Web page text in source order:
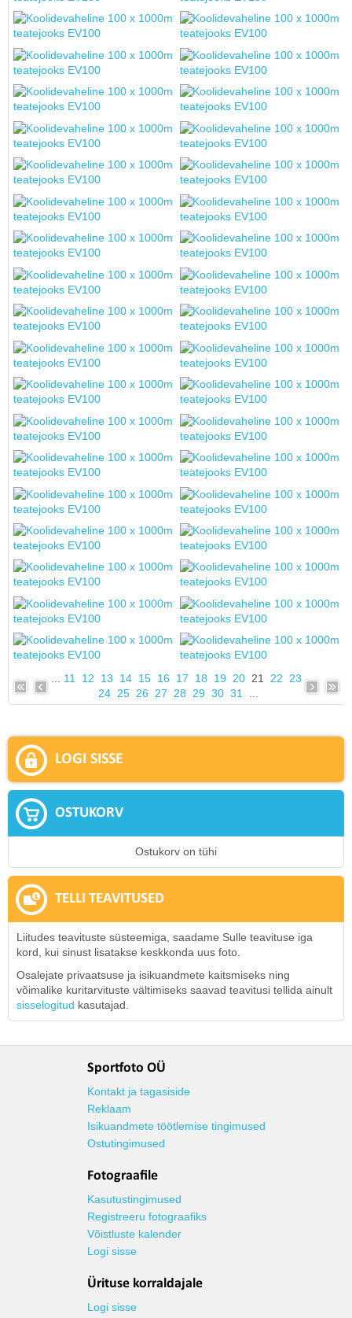
11 12 13 14 15 16 17 18 19 20 21 22
23
24 25 26 27 28 29 30 31
LOGI SISSE
OSTUKORV
Ostukorv on tühi
TELLI TEAVITUSED
Liitudes teavituste süsteemiga, saadame Sulle teavituse iga
kord, kui sinust lisatakse keskkonda uus foto.
Osalejate privaatsuse ja isikuandmete kaitsmiseks ning
võimalike kuritarvituste vältimiseks saavad teavitusi tellida ainult
sisselogitud kasutajad.
Sportfoto OÜ
Kontakt ja tagasiside
Reklaam
Isikuandmete töötlemise tingimused
Ostutingimused
Fotograafile
Kasutustingimused
Registreeru fotograafiks
Võistluste kalender
Logi sisse
Ürituse korraldajale
Logi sisse